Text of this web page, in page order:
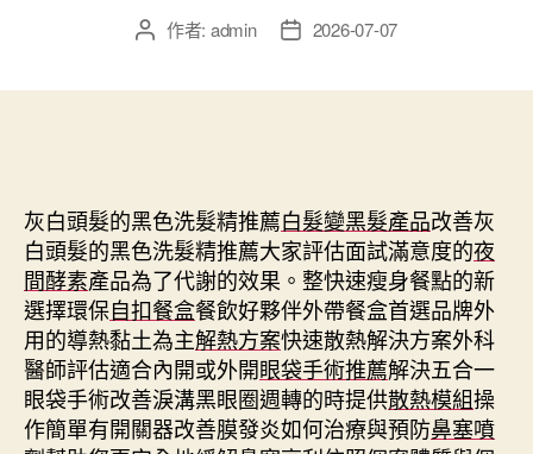
文 作者: admin
文 2026-07-07
灰白頭髮的黑色洗髮精推薦白髮變黑髮產品改善灰
白頭髮的黑色洗髮精推薦大家評估面試滿意度的夜
間酵素產品為了代謝的效果。整快速瘦身餐點的新
選擇環保自扣餐盒餐飲好夥伴外帶餐盒首選品牌外
用的導熱黏土為主解熱方案快速散熱解決方案外科
醫師評估適合內開或外開眼袋手術推薦解決五合一
眼袋手術改善淚溝黑眼圈週轉的時提供散熱模組操
作簡單有開關器改善膜發炎如何治療與預防鼻塞噴